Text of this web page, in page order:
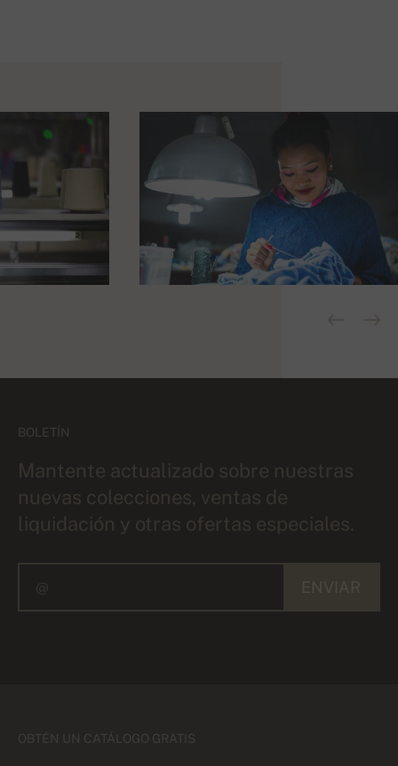
BOLETÍN
Mantente actualizado sobre nuestras
nuevas colecciones, ventas de
liquidación y otras ofertas especiales.
OBTÉN UN CATÁLOGO GRATIS